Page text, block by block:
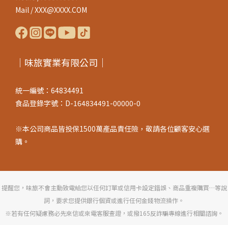
Mail / XXX@XXXX.COM
｜味旅實業有限公司｜
統一編號：64834491
食品登錄字號：D-164834491-00000-0
※本公司商品皆投保1500萬產品責任險，敬請各位顧客安心選
購。
提醒您，味旅不會主動致電給您以任何訂單或信用卡設定錯誤、商品重複購買…等說
詞，要求您提供銀行個資或進行任何金錢物流操作。
※若有任何疑慮務必先來信或來電客服查證，或撥165反詐騙專線進行相關諮詢。